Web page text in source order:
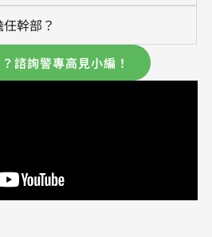
幹部？
諮詢警專高見小編！